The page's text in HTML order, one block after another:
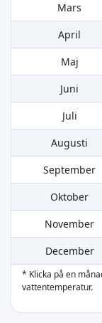
Mars
April
Maj
Juni
Juli
Augusti
September
Oktober
November
December
* Klicka på en
vattentemperatur.